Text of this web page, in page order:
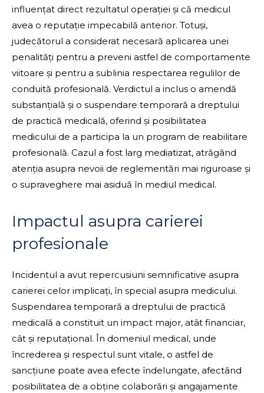
influențat direct rezultatul operației și că medicul
avea o reputație impecabilă anterior. Totuși,
judecătorul a considerat necesară aplicarea unei
penalități pentru a preveni astfel de comportamente
viitoare și pentru a sublinia respectarea regulilor de
conduită profesională. Verdictul a inclus o amendă
substanțială și o suspendare temporară a dreptului
de practică medicală, oferind și posibilitatea
medicului de a participa la un program de reabilitare
profesională. Cazul a fost larg mediatizat, atrăgând
atenția asupra nevoii de reglementări mai riguroase și
o supraveghere mai asiduă în mediul medical.
Impactul asupra carierei
profesionale
Incidentul a avut repercusiuni semnificative asupra
carierei celor implicați, în special asupra medicului.
Suspendarea temporară a dreptului de practică
medicală a constituit un impact major, atât financiar,
cât și reputațional. În domeniul medical, unde
încrederea și respectul sunt vitale, o astfel de
sancțiune poate avea efecte îndelungate, afectând
posibilitatea de a obține colaborări și angajamente